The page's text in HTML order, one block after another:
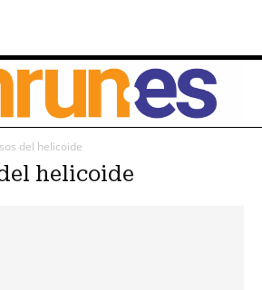
del helicoide
helicoide